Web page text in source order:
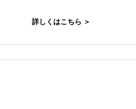
詳しくはこちら ＞